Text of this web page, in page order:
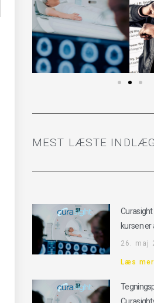
SE HER
MEST LÆSTE INDLÆG
Curasight
kursen
26. maj
Læs